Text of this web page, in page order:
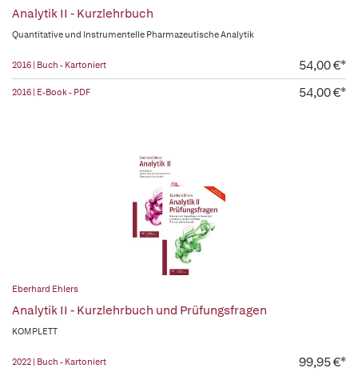
Analytik II - Kurzlehrbuch
Quantitative und Instrumentelle Pharmazeutische Analytik
2016 | Buch - Kartoniert 54,00 €*
2016 | E-Book - PDF 54,00 €*
Eberhard Ehlers
Analytik II - Kurzlehrbuch und Prüfungsfragen
KOMPLETT
2022 | Buch - Kartoniert 99,95 €*